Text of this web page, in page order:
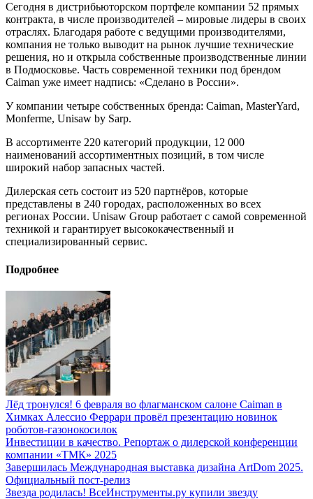
Сегодня в дистрибьюторском портфеле компании 52 прямых
контракта, в числе производителей – мировые лидеры в своих
отраслях. Благодаря работе с ведущими производителями,
компания не только выводит на рынок лучшие технические
решения, но и открыла собственные производственные линии
в Подмосковье. Часть современной техники под брендом
Caiman уже имеет надпись: «Сделано в России».
У компании четыре собственных бренда: Caiman, MasterYard,
Monferme, Unisaw by Sarp.
В ассортименте 220 категорий продукции, 12 000
наименований ассортиментных позиций, в том числе
широкий набор запасных частей.
Дилерская сеть состоит из 520 партнёров, которые
представлены в 240 городах, расположенных во всех
регионах России. Unisaw Group работает с самой современной
техникой и гарантирует высококачественный и
специализированный сервис.
Подробнее
Лёд тронулся! 6 февраля во флагманском салоне Caiman в
Химках Алессио Феррари провёл презентацию новинок
роботов-газонокосилок
Инвестиции в качество. Репортаж о дилерской конференции
компании «ТМК» 2025
Завершилась Международная выставка дизайна ArtDom 2025.
Официальный пост-релиз
Звезда родилась! ВсеИнструменты.ру купили звезду